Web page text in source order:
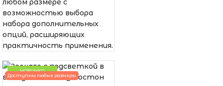
любом размере с
возможностью выбора
набора дополнительных
опций, расширяющих
практичность применения.
НОВИНКА
Доступны любые размеры